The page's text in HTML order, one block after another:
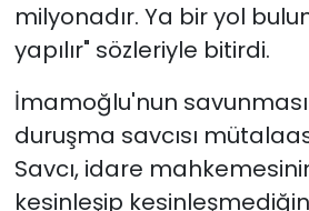
milyonadır. Ya bir yol
yapılır" sözleriyle bitirdi.
İmamoğlu'nun
duruşma savcısı
Savcı, idare
kesinleşip